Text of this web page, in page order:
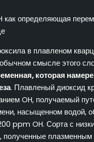
как определяющая
в плавленом
смысле этого
которая
. Плавленый диоксид
OH, получаемый
насыщенном водой,
ppm OH. Сорта с
полученные плазменным